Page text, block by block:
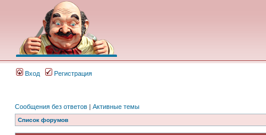
Вход Регистрация
Сообщения без ответов | Активные темы
Список форумов